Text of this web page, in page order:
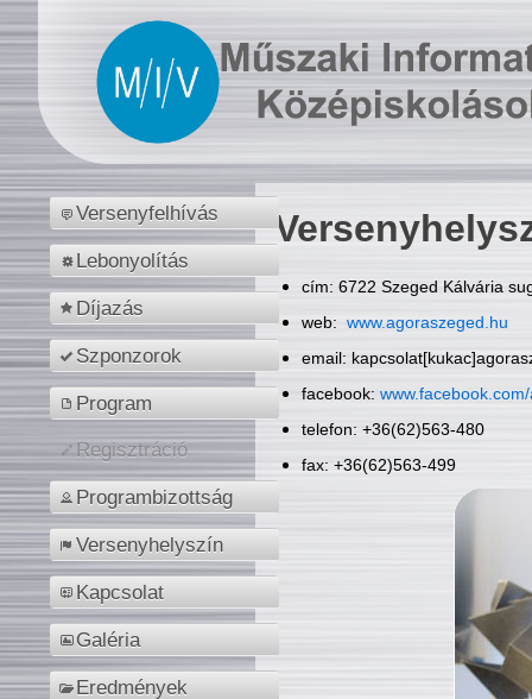
Versenyfelhívás
Lebonyolítás
Díjazás
Szponzorok
Program
Regisztráció
Programbizottság
Versenyhelyszín
Kapcsolat
Galéria
Eredmények
cím: 6722 Szeged Kálvária
web: www.agoraszeged.hu
email:
facebook:
telefon: +36(62)563-480
fax: +36(62)563-499